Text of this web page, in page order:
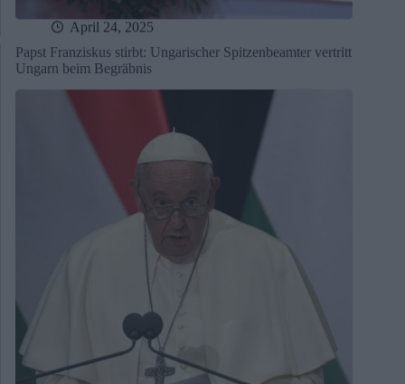
April 24, 2025
Papst Franziskus stirbt: Ungarischer Spitzenbeamter vertritt
Ungarn beim Begräbnis